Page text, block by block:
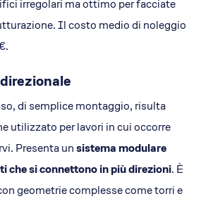
irregolari ma ottimo per facciate
Il costo medio di noleggio
di semplice montaggio, risulta
utilizzato per lavori in cui occorre
Presenta unsistema modulare
che si connettono in più direzioni. È
geometrie complesse come torri e